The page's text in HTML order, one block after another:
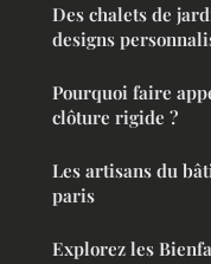
Des chalets de
designs
Pourquoi faire
clôture rigide ?
Les artisans du
paris
Explorez les